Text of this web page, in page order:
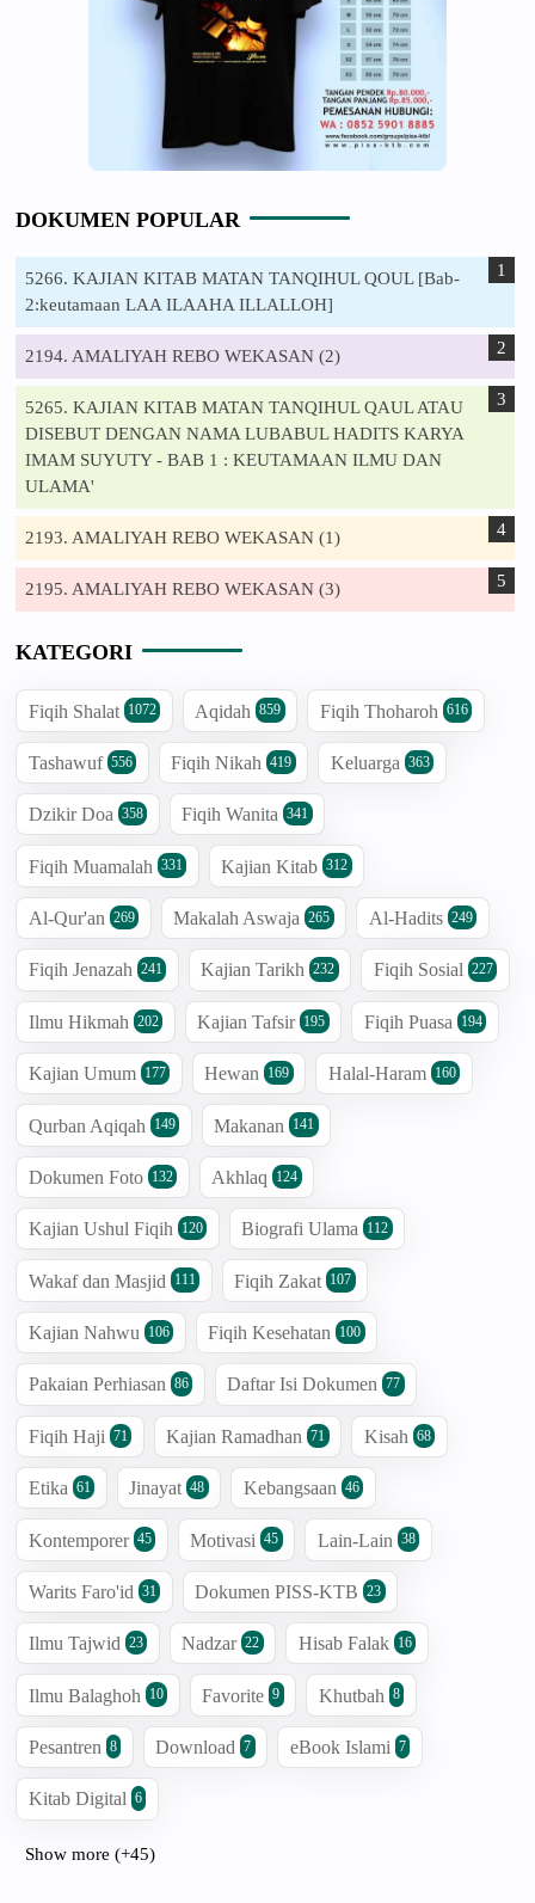
DOKUMEN POPULAR
5266. KAJIAN KITAB MATAN TANQIHUL QOUL [Bab-
2:keutamaan LAA ILAAHA ILLALLOH]
2194. AMALIYAH REBO WEKASAN (2)
5265. KAJIAN KITAB MATAN TANQIHUL QAUL ATAU
DISEBUT DENGAN NAMA LUBABUL HADITS KARYA
IMAM SUYUTY - BAB 1 : KEUTAMAAN ILMU DAN
ULAMA'
2193. AMALIYAH REBO WEKASAN (1)
2195. AMALIYAH REBO WEKASAN (3)
KATEGORI
Fiqih Shalat 1072 Aqidah 859 Fiqih Thoharoh 616
Tashawuf 556 Fiqih Nikah 419 Keluarga 363
Dzikir Doa 358 Fiqih Wanita 341
Fiqih Muamalah 331 Kajian Kitab 312
Al-Qur'an 269 Makalah Aswaja 265 Al-Hadits 249
Fiqih Jenazah 241 Kajian Tarikh 232 Fiqih Sosial 227
Ilmu Hikmah 202 Kajian Tafsir 195 Fiqih Puasa 194
Kajian Umum 177 Hewan 169 Halal-Haram 160
Qurban Aqiqah 149 Makanan 141
Dokumen Foto 132 Akhlaq 124
Kajian Ushul Fiqih 120 Biografi Ulama 112
Wakaf dan Masjid 111 Fiqih Zakat 107
Kajian Nahwu 106 Fiqih Kesehatan 100
Pakaian Perhiasan 86 Daftar Isi Dokumen 77
Fiqih Haji 71 Kajian Ramadhan 71 Kisah 68
Etika 61 Jinayat 48 Kebangsaan 46
Kontemporer 45 Motivasi 45 Lain-Lain 38
Warits Faro'id 31 Dokumen PISS-KTB 23
Ilmu Tajwid 23 Nadzar 22 Hisab Falak 16
Ilmu Balaghoh 10 Favorite 9 Khutbah 8
Pesantren 8 Download 7 eBook Islami 7
Kitab Digital 6
Show more (+45)